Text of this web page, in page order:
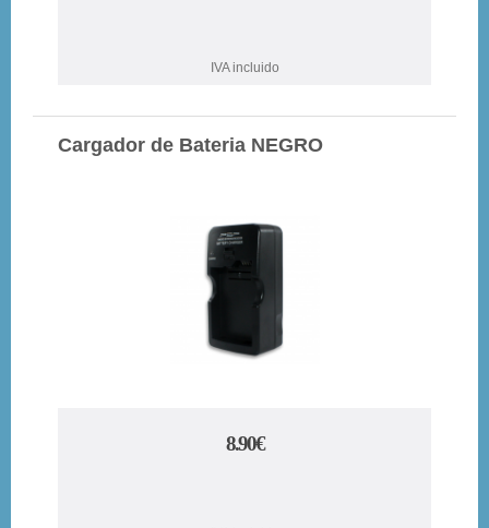
IVA incluido
Cargador de Bateria NEGRO
8.90€